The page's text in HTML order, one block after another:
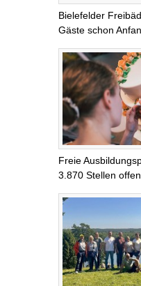
Bielefelder
Gäste schon
Freie
3.870 Stellen offen